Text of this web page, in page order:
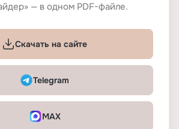
— в одном PDF-файле.
Скачать на сайте
Telegram
MAX